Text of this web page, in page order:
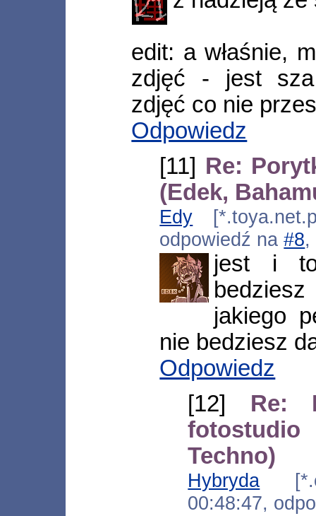
edit: a właśnie,
zdjęć - jest
zdjęć co nie
Odpowiedz
[11] Re:
(Edek,
Edy
odpowiedź na#8,
jest i
jakiego
nie bedziesz
Odpowiedz
[12] Re:
Techno)
Hybryda
00:48:47,